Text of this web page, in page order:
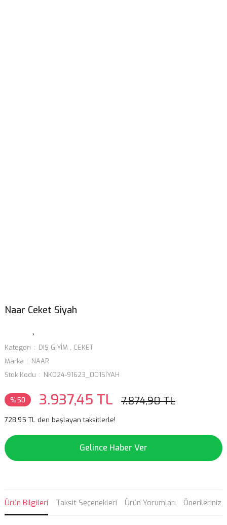
Naar Ceket Siyah
Kategori DIŞ GİYİM , CEKET
Marka
NAAR
Stok Kodu
NK024-91623_001SİYAH
%50 3.937,45 TL 7.874,90 TL
728,95 TL den başlayan taksitlerle!
Gelince Haber Ver
Ürün Bilgileri Taksit Seçenekleri Ürün Yorumları Önerileriniz